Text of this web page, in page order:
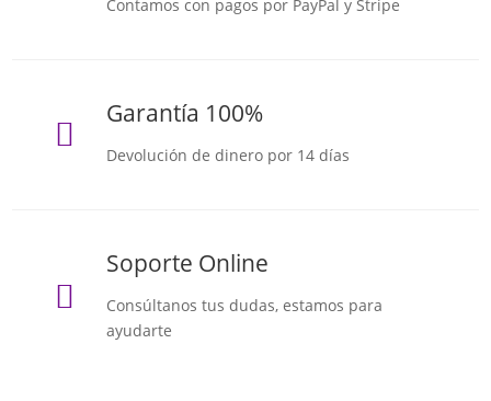
Contamos con pagos por PayPal y Stripe

Garantía 100%
Devolución de dinero por 14 días

Soporte Online
Consúltanos tus dudas, estamos para
ayudarte